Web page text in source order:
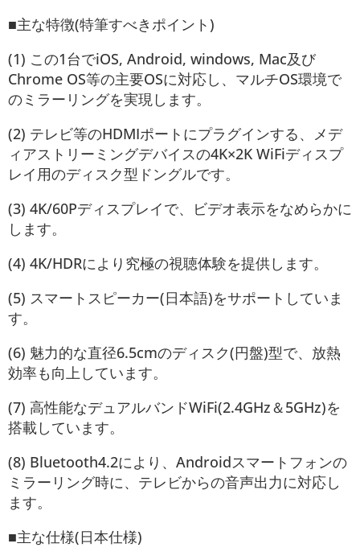
■主な特徴(特筆すべきポイント)
(1) この1台でiOS, Android, windows, Mac及び
Chrome OS等の主要OSに対応し、マルチOS環境で
のミラーリングを実現します。
(2) テレビ等のHDMIポートにプラグインする、メデ
ィアストリーミングデバイスの4K×2K WiFiディスプ
レイ用のディスク型ドングルです。
(3) 4K/60Pディスプレイで、ビデオ表示をなめらかに
します。
(4) 4K/HDRにより究極の視聴体験を提供します。
(5) スマートスピーカー(日本語)をサポートしていま
す。
(6) 魅力的な直径6.5cmのディスク(円盤)型で、放熱
効率も向上しています。
(7) 高性能なデュアルバンドWiFi(2.4GHz＆5GHz)を
搭載しています。
(8) Bluetooth4.2により、Androidスマートフォンの
ミラーリング時に、テレビからの音声出力に対応し
ます。
■主な仕様(日本仕様)